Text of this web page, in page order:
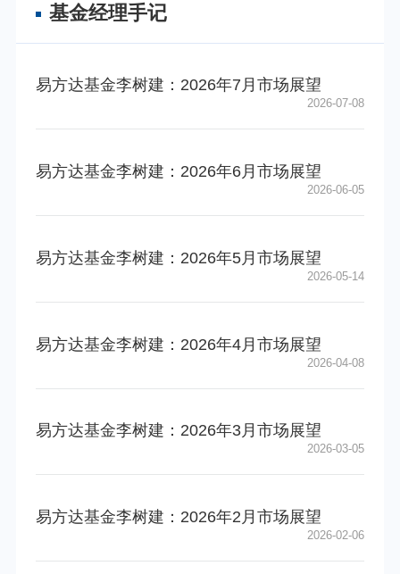
基金经理手记
易方达基金李树建：2026年7月市场展望
2026-07-08
易方达基金李树建：2026年6月市场展望
2026-06-05
易方达基金李树建：2026年5月市场展望
2026-05-14
易方达基金李树建：2026年4月市场展望
2026-04-08
易方达基金李树建：2026年3月市场展望
2026-03-05
易方达基金李树建：2026年2月市场展望
2026-02-06